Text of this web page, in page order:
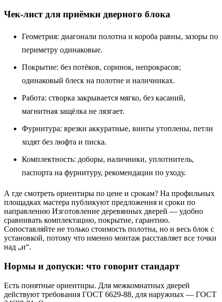
Чек‑лист для приёмки дверного блока
Геометрия: диагонали полотна и короба равны, зазоры по
периметру одинаковые.
Покрытие: без потёков, соринок, непрокрасов;
одинаковый блеск на полотне и наличниках.
Работа: створка закрывается мягко, без касаний,
магнитная защёлка не лязгает.
Фурнитура: врезки аккуратные, винты утоплены, петли
ходят без люфта и писка.
Комплектность: доборы, наличники, уплотнитель,
паспорта на фурнитуру, рекомендации по уходу.
А где смотреть ориентиры по цене и срокам? На профильных
площадках мастера публикуют предложения и сроки по
направлению Изготовление деревянных дверей — удобно
сравнивать комплектацию, покрытие, гарантию.
Сопоставляйте не только стоимость полотна, но и весь блок с
установкой, потому что именно монтаж расставляет все точки
над „и“.
Нормы и допуски: что говорит стандарт
Есть понятные ориентиры. Для межкомнатных дверей
действуют требования ГОСТ 6629‑88, для наружных — ГОСТ